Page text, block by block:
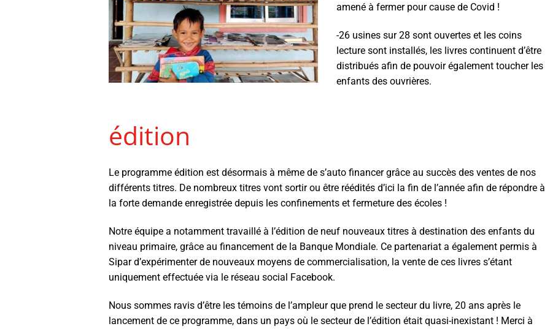
amené à fermer pour cause de Covid !
-26 usines sur 28 sont ouvertes et les coins
lecture sont installés, les livres continuent d’être
distribués afin de pouvoir également toucher les
enfants des ouvrières.
édition
Le programme édition est désormais à même de s’auto financer grâce au succès des ventes de nos
différents titres. De nombreux titres vont sortir ou être réédités d’ici la fin de l’année afin de répondre à
la forte demande enregistrée depuis les confinements et fermeture des écoles !
Notre équipe a notamment travaillé à l’édition de neuf nouveaux titres à destination des enfants du
niveau primaire, grâce au financement de la Banque Mondiale. Ce partenariat a également permis à
Sipar d’expérimenter de nouveaux moyens de commercialisation, la vente de ces livres s’étant
uniquement effectuée via le réseau social Facebook.
Nous sommes ravis d’être les témoins de l’ampleur que prend le secteur du livre, 20 ans après le
lancement de ce programme, dans un pays où le secteur de l’édition était quasi-inexistant ! Merci à